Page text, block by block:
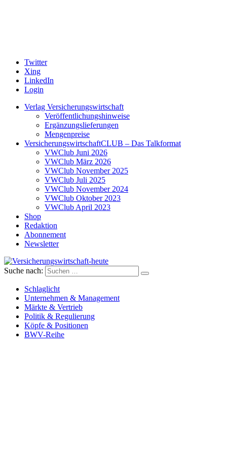
Twitter
Xing
LinkedIn
Login
Verlag Versicherungswirtschaft
Veröffentlichungshinweise
Ergänzungslieferungen
Mengenpreise
VersicherungswirtschaftCLUB – Das Talkformat
VWClub Juni 2026
VWClub März 2026
VWClub November 2025
VWClub Juli 2025
VWClub November 2024
VWClub Oktober 2023
VWClub April 2023
Shop
Redaktion
Abonnement
Newsletter
Versicherungswirtschaft-heute
Suche nach:
Schlaglicht
Unternehmen & Management
Märkte & Vertrieb
Politik & Regulierung
Köpfe & Positionen
BWV-Reihe